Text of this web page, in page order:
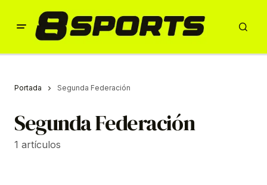
Portada Segunda Federación
Segunda Federación
1 artículos